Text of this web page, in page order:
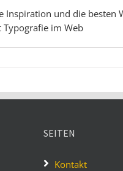
Inspiration und die besten
Typografie im Web
SEITEN
Kontakt